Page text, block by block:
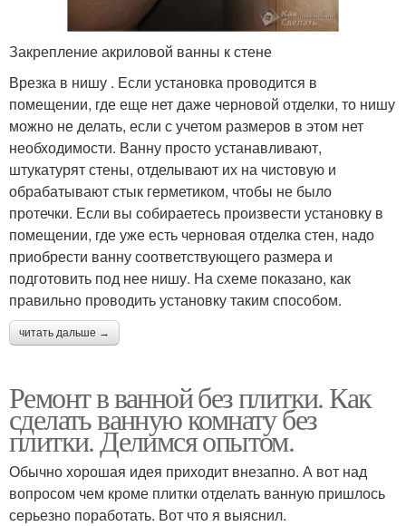
Закрепление акриловой ванны к стене
Врезка в нишу . Если установка проводится в
помещении, где еще нет даже черновой отделки, то нишу
можно не делать, если с учетом размеров в этом нет
необходимости. Ванну просто устанавливают,
штукатурят стены, отделывают их на чистовую и
обрабатывают стык герметиком, чтобы не было
протечки. Если вы собираетесь произвести установку в
помещении, где уже есть черновая отделка стен, надо
приобрести ванну соответствующего размера и
подготовить под нее нишу. На схеме показано, как
правильно проводить установку таким способом.
читать дальше →
Ремонт в ванной без плитки. Как
сделать ванную комнату без
плитки. Делимся опытом.
Обычно хорошая идея приходит внезапно. А вот над
вопросом чем кроме плитки отделать ванную пришлось
серьезно поработать. Вот что я выяснил.